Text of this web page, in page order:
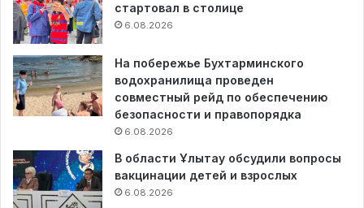
стартовал в столице
6.08.2026
На побережье Бухтарминского
водохранилища проведен
совместный рейд по обеспечению
безопасности и правопорядка
6.08.2026
В области Ұлытау обсудили вопросы
вакцинации детей и взрослых
6.08.2026